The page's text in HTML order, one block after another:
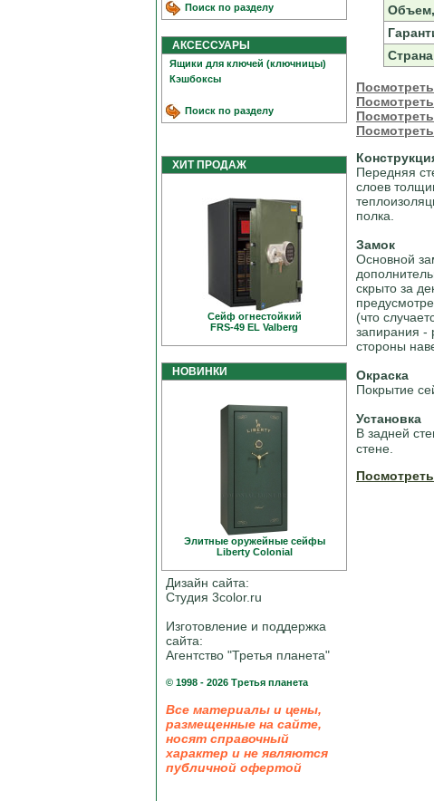
Поиск по разделу
АКСЕССУАРЫ
Ящики для ключей (ключницы)
Кэшбоксы
Поиск по разделу
ХИТ ПРОДАЖ
Сейф огнестойкий
FRS-49 EL Valberg
НОВИНКИ
Элитные оружейные сейфы
Liberty Colonial
Дизайн сайта:
Студия 3color.ru
Изготовление и поддержка
сайта:
Агентство "Третья планета"
© 1998 - 2026 Третья планета
Все материалы и цены,
размещенные на сайте,
носят справочный
характер и не являются
публичной офертой
Передняя
слоев
полка.
Замок
Основной
скрыто за
(что
запирания -
стороны
Окраска
Покрытие
Установка
В задней
стене.